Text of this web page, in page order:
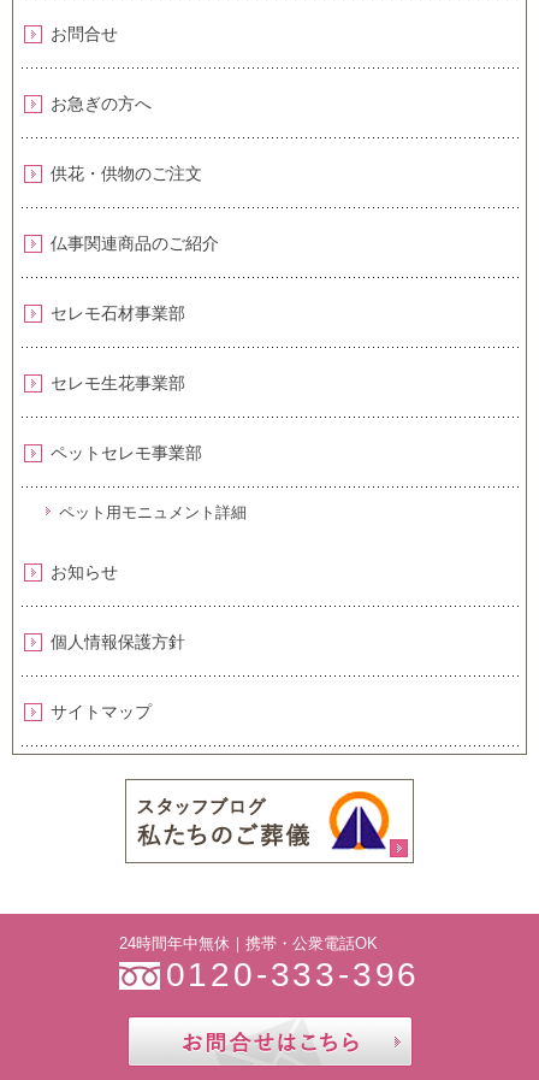
お問合せ
お急ぎの方へ
供花・供物のご注文
仏事関連商品のご紹介
セレモ石材事業部
セレモ生花事業部
ペットセレモ事業部
ペット用モニュメント詳細
お知らせ
個人情報保護方針
サイトマップ
24時間年中無休｜携帯・公衆電話OK
0120-333-396